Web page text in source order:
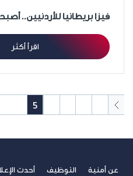
فيزا بريطانيا للأردنيين..
اقرأ أكثر
5
عن أمنية التوظيف أحدث